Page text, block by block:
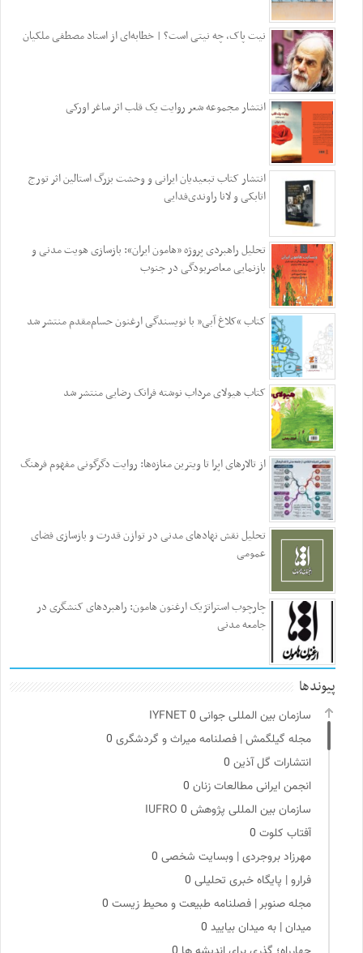
نیت پاک، چه نیتی است؟ | خطابه‌ای از استاد مصطفی ملکیان
انتشار مجموعه شعر روایت یک قلب اثر ساغر اورکی
انتشار کتاب تبعیدیان ایرانی و وحشت بزرگ استالین اثر تورج
اتابکی و لانا راوندی‌فدایی
تحلیل راهبردی پروژه «هامون ایران»: بازسازی هویت مدنی و
بازنمایی معاصربودگی در جنوب
کتاب “کلاغ آبی” با نویسندگی ارغنون حسام‌مقدم منتشر شد
کتاب هیولای مرداب نوشته فرانک رضایی منتشر شد
از تالارهای اپرا تا ویترین مغازه‌ها: روایت دگرگونی مفهوم فرهنگ
تحلیل نقش نهادهای مدنی در توازن قدرت و بازسازی فضای
عمومی
چارچوب استراتژیک ارغنون هامون: راهبردهای کنشگری در
جامعه مدنی
پیوندها
سازمان بین المللی جوانی IYFNET 0
مجله گیلگمش | فصلنامه میراث و گردشگری
انتشارات گل آذین
انجمن ایرانی مطالعات زنان
سازمان بین المللی پژوهش IUFRO 0
آفتاب کلوت
مهرزاد بروجردی | وبسایت شخصی
فرارو | پایگاه خبری تحلیلی
مجله صنوبر | فصلنامه طبیعت و محیط زیست
میدان | به میدان بیایید